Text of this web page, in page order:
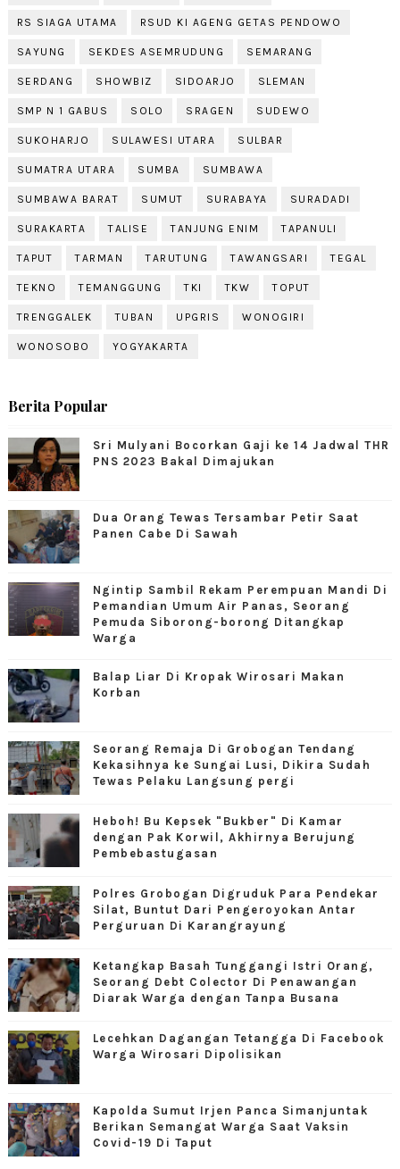
RS SIAGA UTAMA RSUD KI AGENG GETAS PENDOWO
SAYUNG SEKDES ASEMRUDUNG SEMARANG
SERDANG SHOWBIZ SIDOARJO SLEMAN
SMP N 1 GABUS SOLO SRAGEN SUDEWO
SUKOHARJO SULAWESI UTARA SULBAR
SUMATRA UTARA SUMBA SUMBAWA
SUMBAWA BARAT SUMUT SURABAYA SURADADI
SURAKARTA TALISE TANJUNG ENIM TAPANULI
TAPUT TARMAN TARUTUNG TAWANGSARI TEGAL
TEKNO TEMANGGUNG TKI TKW TOPUT
TRENGGALEK TUBAN UPGRIS WONOGIRI
WONOSOBO YOGYAKARTA
Berita Popular
Sri Mulyani Bocorkan Gaji ke 14 Jadwal THR
PNS 2023 Bakal Dimajukan
Dua Orang Tewas Tersambar Petir Saat
Panen Cabe Di Sawah
Ngintip Sambil Rekam Perempuan Mandi Di
Pemandian Umum Air Panas, Seorang
Pemuda Siborong-borong Ditangkap
Warga
Balap Liar Di Kropak Wirosari Makan
Korban
Seorang Remaja Di Grobogan Tendang
Kekasihnya ke Sungai Lusi, Dikira Sudah
Tewas Pelaku Langsung pergi
Heboh! Bu Kepsek "Bukber" Di Kamar
dengan Pak Korwil, Akhirnya Berujung
Pembebastugasan
Polres Grobogan Digruduk Para Pendekar
Silat, Buntut Dari Pengeroyokan Antar
Perguruan Di Karangrayung
Ketangkap Basah Tunggangi Istri Orang,
Seorang Debt Colector Di Penawangan
Diarak Warga dengan Tanpa Busana
Lecehkan Dagangan Tetangga Di Facebook
Warga Wirosari Dipolisikan
Kapolda Sumut Irjen Panca Simanjuntak
Berikan Semangat Warga Saat Vaksin
Covid-19 Di Taput